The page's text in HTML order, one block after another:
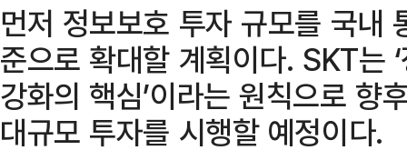
먼저 정보보호 투자 규모를 국내
준으로 확대할 계획이다. SKT는
강화의 핵심’이라는 원칙으로
대규모 투자를 시행할 예정이다.